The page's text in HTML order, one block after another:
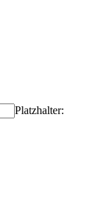
Platzhalter: